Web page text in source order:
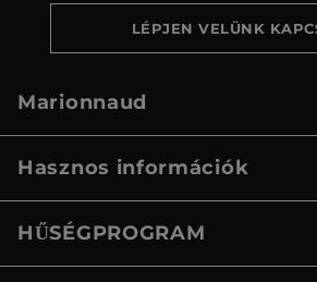
LÉPJEN VELÜNK
Marionnaud
Hasznos információk
HŰSÉGPROGRAM